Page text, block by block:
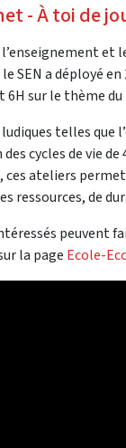
- À toi de
et
SEN a déployé
6H sur le thème
telles que
cycles de vie
ces ateliers
ressources, de
peuvent
la page Ecole-